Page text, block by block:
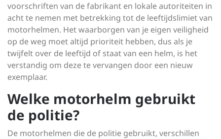
voorschriften van de fabrikant en lokale autoriteiten in
acht te nemen met betrekking tot de leeftijdslimiet van
motorhelmen. Het waarborgen van je eigen veiligheid
op de weg moet altijd prioriteit hebben, dus als je
twijfelt over de leeftijd of staat van een helm, is het
verstandig om deze te vervangen door een nieuw
exemplaar.
Welke motorhelm gebruikt
de politie?
De motorhelmen die de politie gebruikt, verschillen